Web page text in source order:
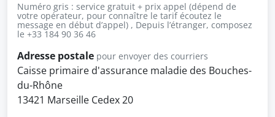
Numéro gris : service gratuit + prix appel (dépend de
votre opérateur, pour connaître le tarif écoutez le
message en début d’appel) , Depuis l’étranger, composez
le +33 184 90 36 46
Adresse postale pour envoyer des courriers
Caisse primaire d'assurance maladie des Bouches-
du-Rhône
13421 Marseille Cedex 20